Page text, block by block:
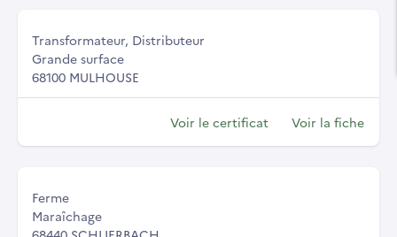
Transformateur, Distributeur
Grande surface
68100 MULHOUSE
Voir le certificat Voir la fiche
Ferme
Maraîchage